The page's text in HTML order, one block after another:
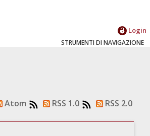
Login
STRUMENTI DI NAVIGAZIONE
Atom RSS 1.0 RSS 2.0